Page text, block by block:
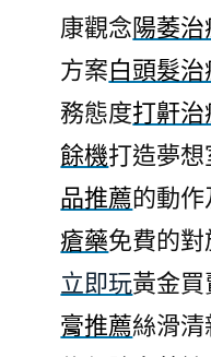
康觀念陽萎治
方案白頭髮
務態度打鼾治
餘機打造夢
品推薦的動
瘡藥免費的
立即玩黃金
膏推薦絲滑清